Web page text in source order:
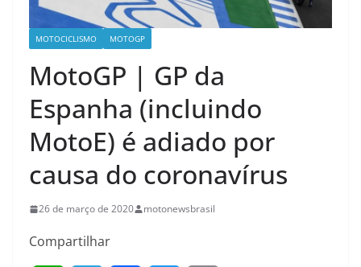
MOTOCICLISMO MOTOGP
MotoGP | GP da
Espanha (incluindo
MotoE) é adiado por
causa do coronavírus
26 de março de 2020 motonewsbrasil
Compartilhar